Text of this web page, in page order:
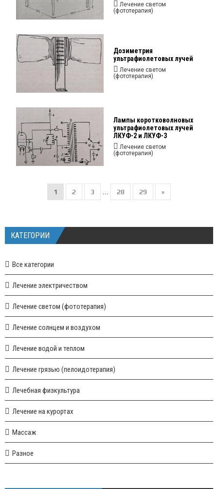
Лечение светом
(фототерапия)
Дозиметрия
ультрафиолетовых лучей
Лечение светом
(фототерапия)
Лампы коротковолновых
ультрафиолетовых лучей
ЛКУФ-2 и ЛКУФ-3
Лечение светом
(фототерапия)
1 2 3 ... 28 29 »
КАТЕГОРИИ
Все категории
Лечение электричеством
Лечение светом (фототерапия)
Лечение солнцем и воздухом
Лечение водой и теплом
Лечение грязью (пелоидотерапия)
Лечебная физкультура
Лечение на курортах
Массаж
Разное